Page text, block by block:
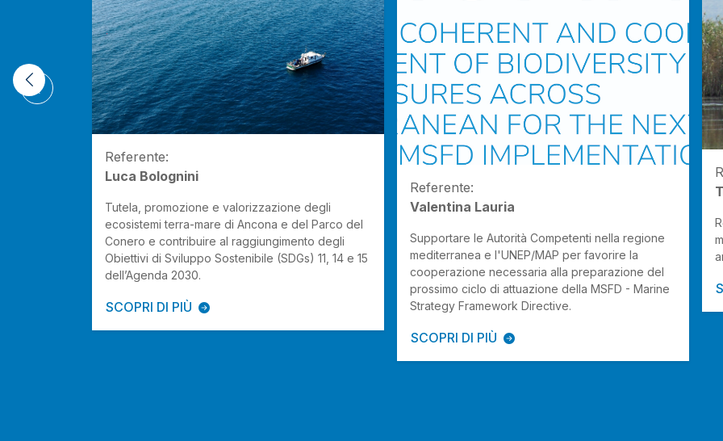
Previous
Referente:
Luca Bolognini
Tutela, promozione e valorizzazione degli
ecosistemi terra-mare di Ancona e del Parco del
Conero e contribuire al raggiungimento degli
Obiettivi di Sviluppo Sostenibile (SDGs) 11, 14 e 15
dell’Agenda 2030.
SCOPRI DI PIÙ
Referente:
Valentina Lauria
Supportare le Autorità Competenti nella regione
mediterranea e l'UNEP/MAP per favorire la
cooperazione necessaria alla preparazione del
prossimo ciclo di attuazione della MSFD - Marine
Strategy Framework Directive.
SCOPRI DI PIÙ